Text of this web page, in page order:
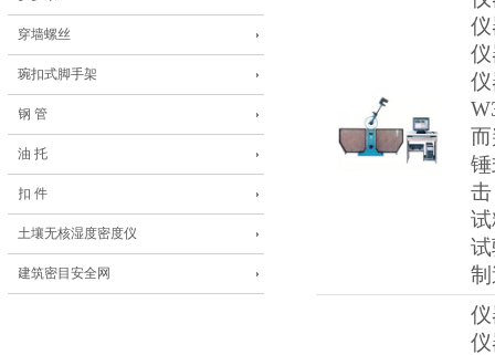
穿墙螺丝
琬扣式脚手架
钢 管
油 托
扣 件
土壤无核湿度密度仪
建筑密目安全网